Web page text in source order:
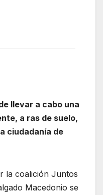
llevar a cabo una
a ras de suelo,
ciudadanía de
la coalición Juntos
Macedonio se